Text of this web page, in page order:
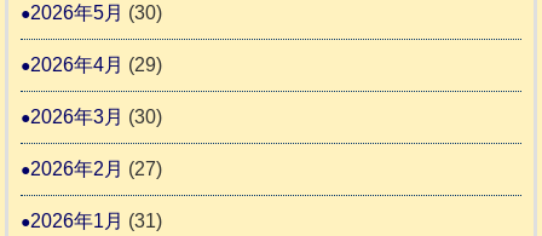
ー
4
6
援
報
2026年5月 (30)
2026年4月 (29)
2026年3月 (30)
2026年2月 (27)
2026年1月 (31)